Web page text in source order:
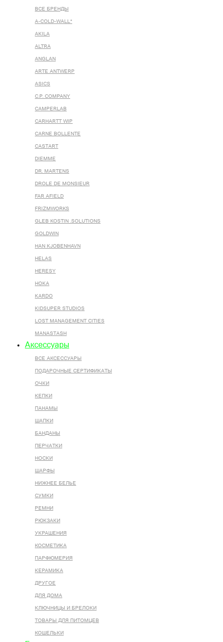
ВСЕ БРЕНДЫ
A-COLD-WALL*
AKILA
ALTRA
ANGLAN
ARTE ANTWERP
ASICS
C.P. COMPANY
CAMPERLAB
CARHARTT WIP
CARNE BOLLENTE
CASTART
DIEMME
DR. MARTENS
DROLE DE MONSIEUR
FAR AFIELD
FRIZMWORKS
GLEB KOSTIN .SOLUTIONS
GOLDWIN
HAN KJOBENHAVN
HELAS
HERESY
HOKA
KARDO
KIDSUPER STUDIOS
LOST MANAGEMENT CITIES
MANASTASH
Аксессуары
ВСЕ AКСЕССУАРЫ
ПОДАРОЧНЫЕ СЕРТИФИКАТЫ
ОЧКИ
КЕПКИ
ПАНАМЫ
ШАПКИ
БАНДАНЫ
ПЕРЧАТКИ
НОСКИ
ШАРФЫ
НИЖНЕЕ БЕЛЬЕ
СУМКИ
РЕМНИ
РЮКЗАКИ
УКРАШЕНИЯ
КОСМЕТИКА
ПАРФЮМЕРИЯ
КЕРАМИКА
ДРУГОЕ
ДЛЯ ДОМА
КЛЮЧНИЦЫ И БРЕЛОКИ
ТОВАРЫ ДЛЯ ПИТОМЦЕВ
КОШЕЛЬКИ